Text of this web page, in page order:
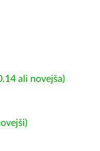
ali novejša)